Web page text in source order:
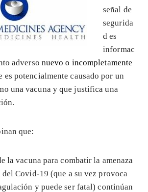
señal de
segurida
d es
informac
adverso nuevo o incompletamente
es potencialmente causado por un
una vacuna y que justifica una
que:
la vacuna para combatir la amenaza
Covid-19 (que a su vez provoca
y puede ser fatal) continúan